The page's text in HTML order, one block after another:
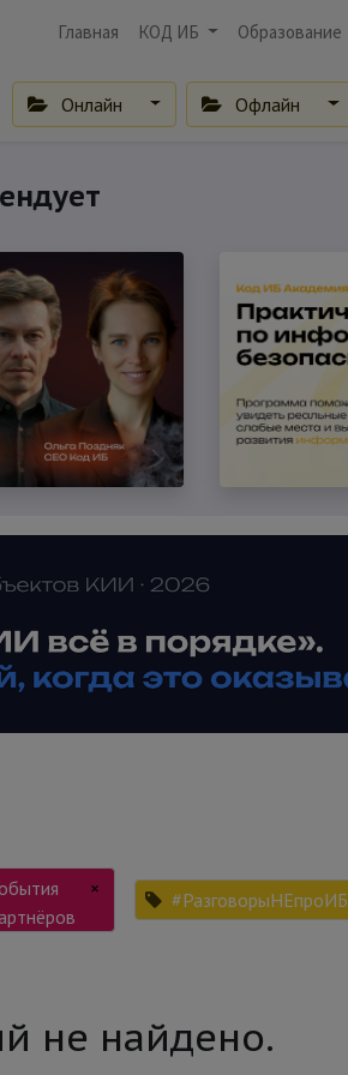
Главная КОД ИБ Образование
Онлайн Офлайн
× #РазговорыНЕпроИБ
не найдено.